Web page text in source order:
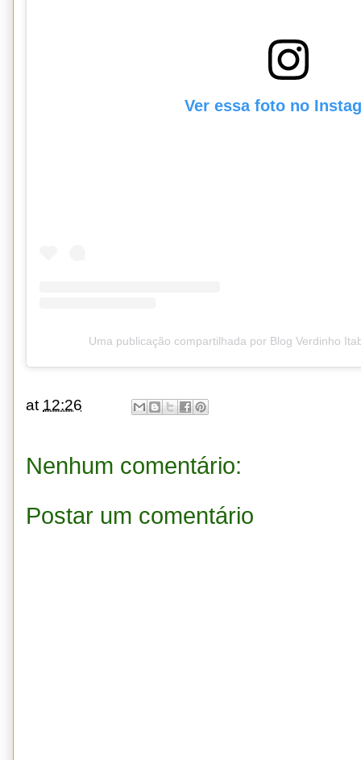
Ver essa foto no
Uma publicação compartilhada por Blog Verdinho
at 12:26
Nenhum comentário:
Postar um comentário